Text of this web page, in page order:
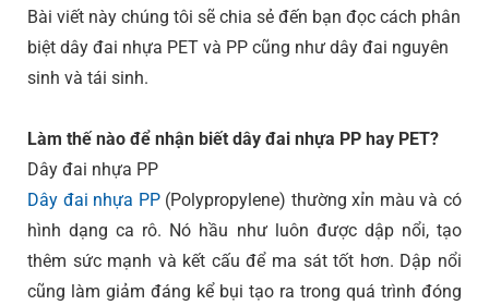
Bài viết này chúng tôi sẽ chia sẻ đến bạn đọc cách phân
biệt dây đai nhựa PET và PP cũng như dây đai nguyên
sinh và tái sinh.
Làm thế nào để nhận biết dây đai nhựa PP hay PET?
Dây đai nhựa PP
Dây đai nhựa PP(Polypropylene) thường xỉn màu và có
hình dạng ca rô. Nó hầu như luôn được dập nổi, tạo
thêm sức mạnh và kết cấu để ma sát tốt hơn. Dập nổi
cũng làm giảm đáng kể bụi tạo ra trong quá trình đóng